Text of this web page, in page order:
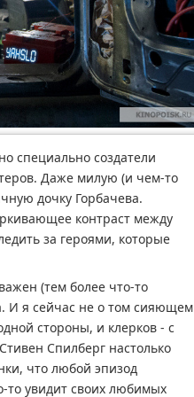
специально создатели
Даже милую (и чем-то
дочку Горбачева.
контраст между
за героями, которые
(тем более что-то
И я сейчас не о том сияющем
стороны, и клерков - с
Спилберг настолько
что любой эпизод
то увидит своих любимых